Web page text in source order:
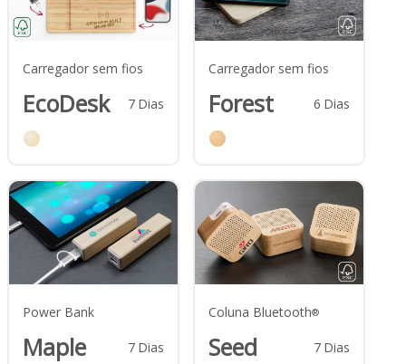
Carregador sem fios
EcoDesk 7 Dias
Carregador sem fios
Forest 6 Dias
Power Bank
Maple 7 Dias
Coluna Bluetooth®
Seed 7 Dias